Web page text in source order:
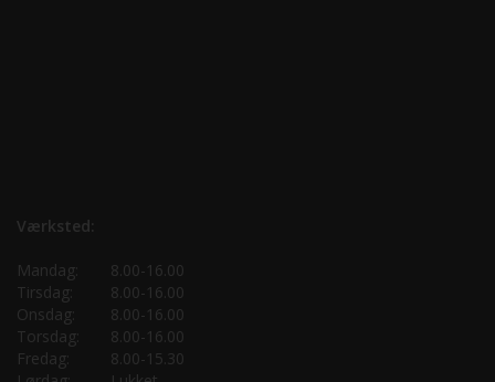
Værksted:
Mandag:
8.00-16.00
Tirsdag:
8.00-16.00
Onsdag:
8.00-16.00
Torsdag:
8.00-16.00
Fredag:
8.00-15.30